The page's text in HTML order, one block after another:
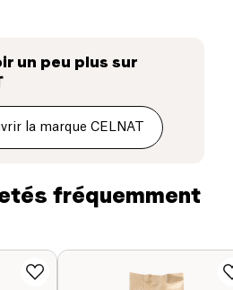
fréquemment
un peu plus sur
la marque CELNAT